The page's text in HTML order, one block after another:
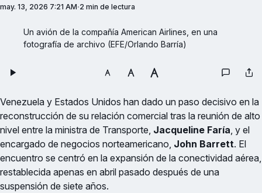
may. 13, 2026 7:21 AM 2 min de lectura
Un avión de la compañía American Airlines, en una
fotografía de archivo (EFE/Orlando Barría)
Venezuela y Estados Unidos han dado un paso decisivo en la
reconstrucción de su relación comercial tras la reunión de alto
nivel entre la ministra de Transporte, Jacqueline Faría, y el
encargado de negocios norteamericano, John Barrett. El
encuentro se centró en la expansión de la conectividad aérea,
restablecida apenas en abril pasado después de una
suspensión de siete años.